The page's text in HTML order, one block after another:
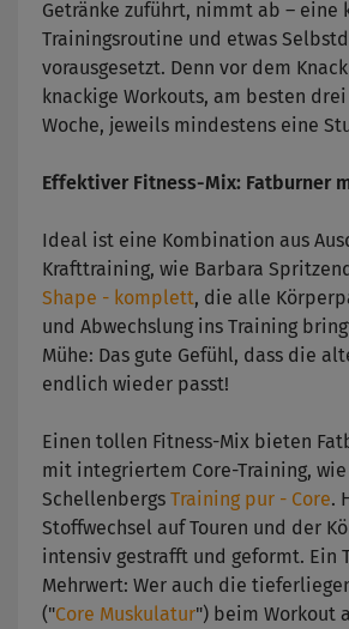
Getränke zuführt, nimmt ab – eine
Trainingsroutine und etwas
vorausgesetzt. Denn vor dem
knackige Workouts, am besten
Woche, jeweils mindestens eine
Effektiver Fitness-Mix: Fatburner
Ideal ist eine Kombination aus
Krafttraining, wie Barbara
Shape - komplett, die alle
und Abwechslung ins Training
Mühe: Das gute Gefühl, dass die
endlich wieder passt!
Einen tollen Fitness-Mix bieten
mit integriertem Core-Training, wie
Schellenbergs Training pur - Core.
Stoffwechsel auf Touren und der
intensiv gestrafft und geformt. Ein
Mehrwert: Wer auch die
("Core Muskulatur") beim Workout